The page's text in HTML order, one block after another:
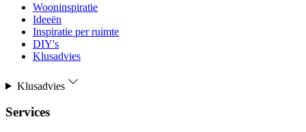
Wooninspiratie
Ideeën
Inspiratie per ruimte
DIY's
Klusadvies
Klusadvies
Services